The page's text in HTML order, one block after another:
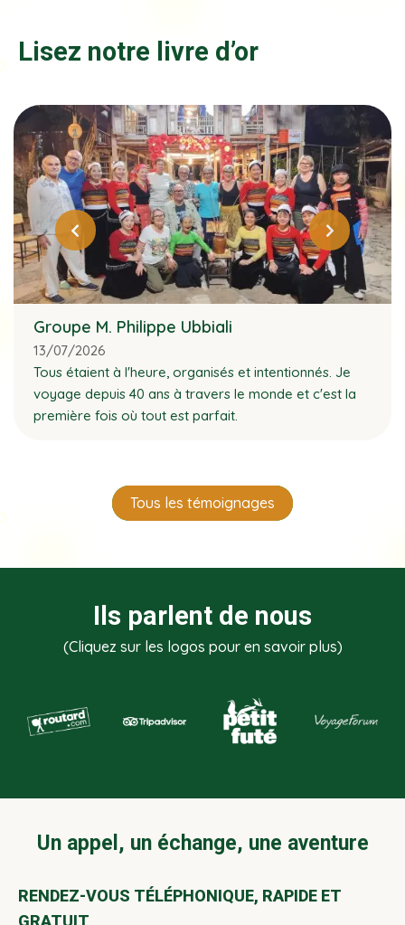
Lisez notre livre d’or
Groupe M. Philippe Ubbiali
13/07/2026
Tous étaient à l'heure, organisés et intentionnés. Je
voyage depuis 40 ans à travers le monde et c'est la
première fois où tout est parfait.
Tous les témoignages
Ils parlent de nous
(Cliquez sur les logos pour en savoir plus)
Un appel, un échange, une aventure
RENDEZ-VOUS TÉLÉPHONIQUE, RAPIDE ET
GRATUIT